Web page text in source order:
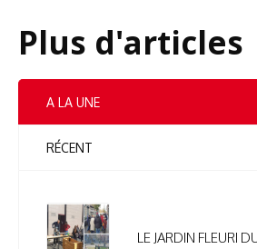
Plus d'articles
A LA UNE
RÉCENT
LE JARDIN FLEURI